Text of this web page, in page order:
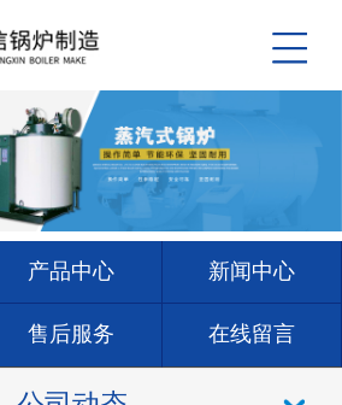
产品中心 新闻中心
售后服务 在线留言